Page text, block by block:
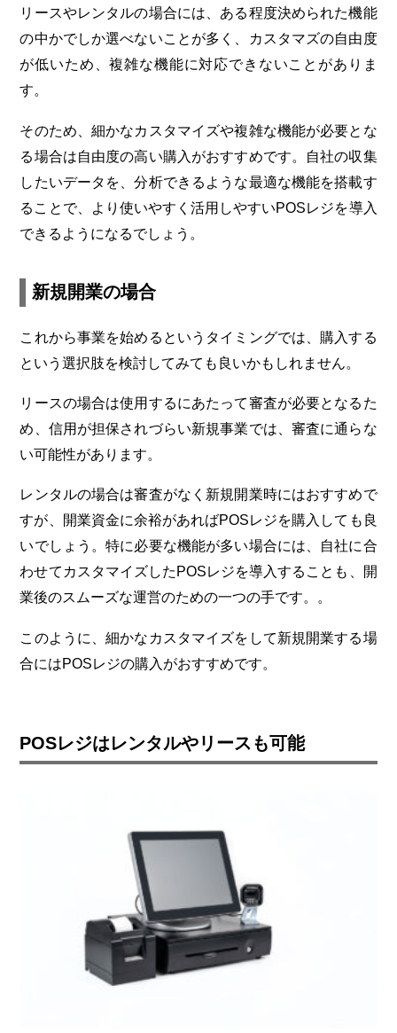
リースやレンタルの場合には、ある程度決められた機能
の中かでしか選べないことが多く、カスタマズの自由度
が低いため、複雑な機能に対応できないことがありま
す。
そのため、細かなカスタマイズや複雑な機能が必要とな
る場合は自由度の高い購入がおすすめです。自社の収集
したいデータを、分析できるような最適な機能を搭載す
ることで、より使いやすく活用しやすいPOSレジを導入
できるようになるでしょう。
新規開業の場合
これから事業を始めるというタイミングでは、購入する
という選択肢を検討してみても良いかもしれません。
リースの場合は使用するにあたって審査が必要となるた
め、信用が担保されづらい新規事業では、審査に通らな
い可能性があります。
レンタルの場合は審査がなく新規開業時にはおすすめで
すが、開業資金に余裕があればPOSレジを購入しても良
いでしょう。特に必要な機能が多い場合には、自社に合
わせてカスタマイズしたPOSレジを導入することも、開
業後のスムーズな運営のための一つの手です。。
このように、細かなカスタマイズをして新規開業する場
合にはPOSレジの購入がおすすめです。
POSレジはレンタルやリースも可能